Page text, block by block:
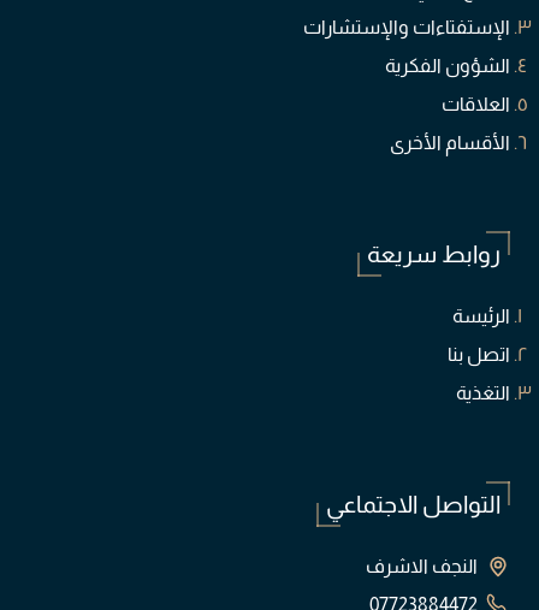
الإستفتاءات والإستشارات
الشؤون الفكرية
العلاقات
الأقسام الأخرى
روابط سريعة
الرئيسة
اتصل بنا
التغذية
التواصل الاجتماعي
النجف الاشرف
07723884472